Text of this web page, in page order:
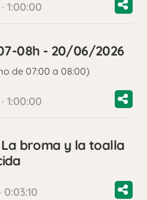
1:00:00
08h - 20/06/2026
de 07:00 a 08:00)
1:00:00
broma y la toalla